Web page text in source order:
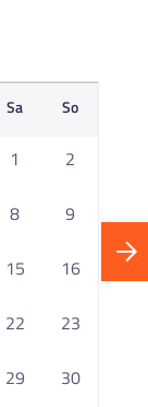
Sa So
1 2
8 9
15 16
22 23
29 30